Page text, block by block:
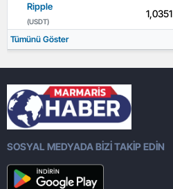
Ripple
(USDT)
1,0351
Tümünü Göster
SOSYAL MEDYADA BİZİ TAKİP EDİN